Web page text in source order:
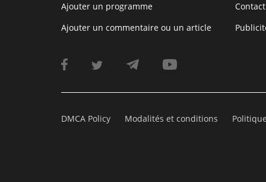
Ajouter un programme
Ajouter un commentaire ou un article
Contact
DMCA Policy Modalités et conditions